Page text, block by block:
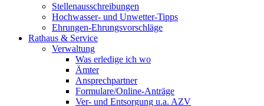
Stellenausschreibungen
Hochwasser- und Unwetter-Tipps
Ehrungen-Ehrungsvorschläge
Rathaus & Service
Verwaltung
Was erledige ich wo
Ämter
Ansprechpartner
Formulare/Online-Anträge
Ver- und Entsorgung u.a. AZV